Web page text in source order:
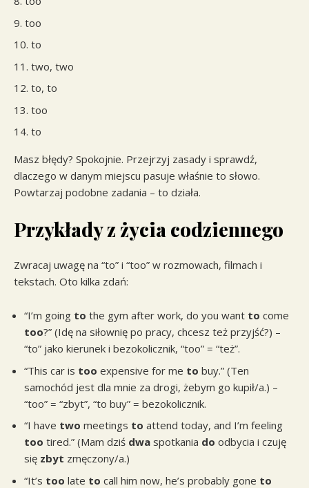
too
to
two, two
to, to
too
to
Masz błędy? Spokojnie. Przejrzyj zasady i sprawdź,
dlaczego w danym miejscu pasuje właśnie to słowo.
Powtarzaj podobne zadania – to działa.
Przykłady z życia codziennego
Zwracaj uwagę na “to” i “too” w rozmowach, filmach i
tekstach. Oto kilka zdań:
“I’m going to the gym after work, do you want to come
too?” (Idę na siłownię po pracy, chcesz też przyjść?) –
“to” jako kierunek i bezokolicznik, “too” = “też”.
“This car is too expensive for me to buy.” (Ten
samochód jest dla mnie za drogi, żebym go kupił/a.) –
“too” = “zbyt”, “to buy” = bezokolicznik.
“I have two meetings to attend today, and I’m feeling
too tired.” (Mam dziś dwa spotkania do odbycia i czuję
się zbyt zmęczony/a.)
“It’s too late to call him now, he’s probably gone to